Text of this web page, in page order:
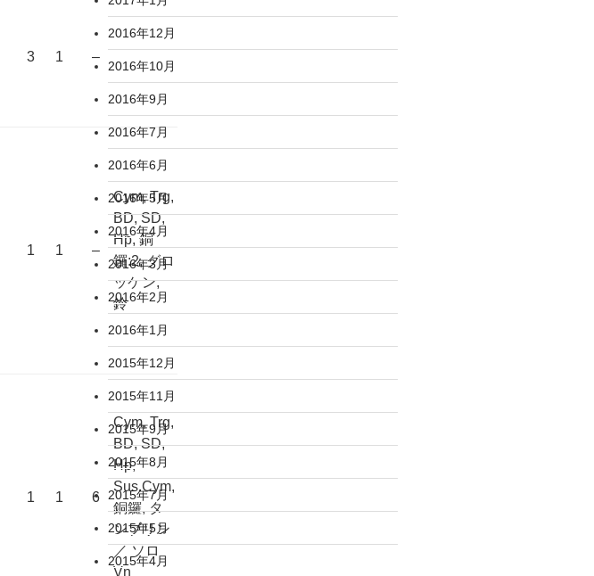
3 1 –
1 1 –
Cym, Trg,
BD, SD,
Hp, 銅
鑼:2, グロ
ッケン,
鈴
1 1 6
Cym, Trg,
BD, SD,
Hp,
Sus.Cym,
銅鑼, タ
ンブリン
／ ソロ
Vn
2016年12月
2016年10月
2016年9月
2016年7月
2016年6月
2016年5月
2016年4月
2016年3月
2016年2月
2016年1月
2015年12月
2015年11月
2015年9月
2015年8月
2015年7月
2015年5月
2015年4月